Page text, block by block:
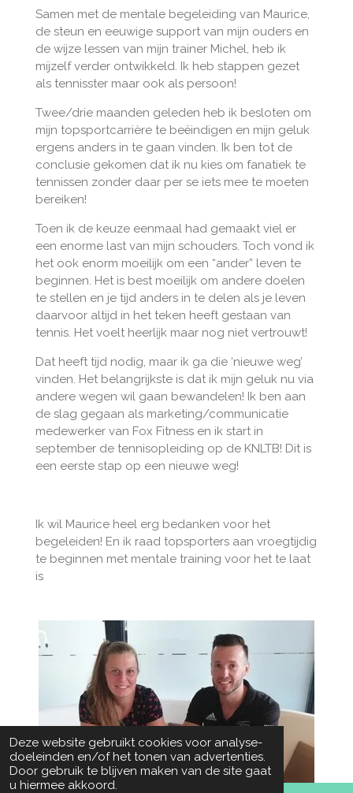
Deze website gebruikt cookies voor analyse-
doeleinden en/of het tonen van advertenties.
Door gebruik te blijven maken van de site gaat
u hiermee akkoord.
Samen met de mentale begeleiding van Maurice,
de steun en eeuwige support van mijn ouders en
de wijze lessen van mijn trainer Michel, heb ik
mijzelf verder ontwikkeld. Ik heb stappen gezet
als tennisster maar ook als persoon!
Twee/drie maanden geleden heb ik besloten om
mijn topsportcarrière te beëindigen en mijn geluk
ergens anders in te gaan vinden. Ik ben tot de
conclusie gekomen dat ik nu kies om fanatiek te
tennissen zonder daar per se iets mee te moeten
bereiken!
Toen ik de keuze eenmaal had gemaakt viel er
een enorme last van mijn schouders. Toch vond ik
het ook enorm moeilijk om een “ander” leven te
beginnen. Het is best moeilijk om andere doelen
te stellen en je tijd anders in te delen als je leven
daarvoor altijd in het teken heeft gestaan van
tennis. Het voelt heerlijk maar nog niet vertrouwt!
Dat heeft tijd nodig, maar ik ga die ‘nieuwe weg’
vinden. Het belangrijkste is dat ik mijn geluk nu via
andere wegen wil gaan bewandelen! Ik ben aan
de slag gegaan als marketing/communicatie
medewerker van Fox Fitness en ik start in
september de tennisopleiding op de KNLTB! Dit is
een eerste stap op een nieuwe weg!
Ik wil Maurice heel erg bedanken voor het
begeleiden! En ik raad topsporters aan vroegtijdig
te beginnen met mentale training voor het te laat
is